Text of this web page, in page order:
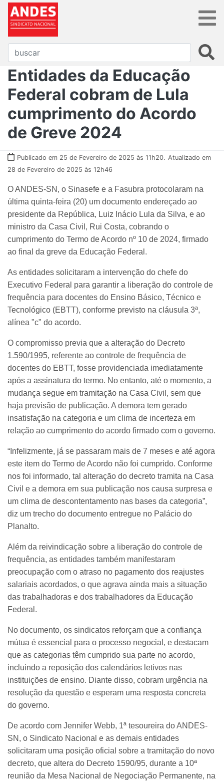
Entidades da Educação
Federal cobram de Lula
cumprimento do Acordo
de Greve 2024
Publicado em 25 de Fevereiro de 2025 às 11h20. Atualizado em
28 de Fevereiro de 2025 às 12h46
O ANDES-SN, o Sinasefe e a Fasubra protocolaram na
última quinta-feira (20) um documento endereçado ao
presidente da República, Luiz Inácio Lula da Silva, e ao
ministro da Casa Civil, Rui Costa, cobrando o
cumprimento do Termo de Acordo nº 10 de 2024, firmado
ao final da greve da Educação Federal.
As entidades solicitaram a intervenção do chefe do
Executivo Federal para garantir a liberação do controle de
frequência para docentes do Ensino Básico, Técnico e
Tecnológico (EBTT), conforme previsto na cláusula 3ª,
alínea "c" do acordo.
O compromisso previa que a alteração do Decreto
1.590/1995, referente ao controle de frequência de
docentes do EBTT, fosse providenciada imediatamente
após a assinatura do termo. No entanto, até o momento, a
mudança segue em tramitação na Casa Civil, sem que
haja previsão de publicação. A demora tem gerado
insatisfação na categoria e um clima de incerteza em
relação ao cumprimento do acordo firmado com o governo.
“Infelizmente, já se passaram mais de 7 meses e até agora
este item do Termo de Acordo não foi cumprido. Conforme
nos foi informado, tal alteração do decreto tramita na Casa
Civil e a demora em sua publicação nos causa surpresa e
um clima de descontentamento nas bases da categoria”,
diz um trecho do documento entregue no Palácio do
Planalto.
Além da reivindicação sobre a liberação do controle de
frequência, as entidades também manifestaram
preocupação com o atraso no pagamento dos reajustes
salariais acordados, o que agrava ainda mais a situação
das trabalhadoras e dos trabalhadores da Educação
Federal.
No documento, os sindicatos reforçam que a confiança
mútua é essencial para o processo negocial, e destacam
que as categorias têm cumprido sua parte no acordo,
incluindo a reposição dos calendários letivos nas
instituições de ensino. Diante disso, cobram urgência na
resolução da questão e esperam uma resposta concreta
do governo.
De acordo com Jennifer Webb, 1ª tesoureira do ANDES-
SN, o Sindicato Nacional e as demais entidades
solicitaram uma posição oficial sobre a tramitação do novo
decreto, que altera do Decreto 1590/95, durante a 10ª
reunião da Mesa Nacional de Negociação Permanente, na